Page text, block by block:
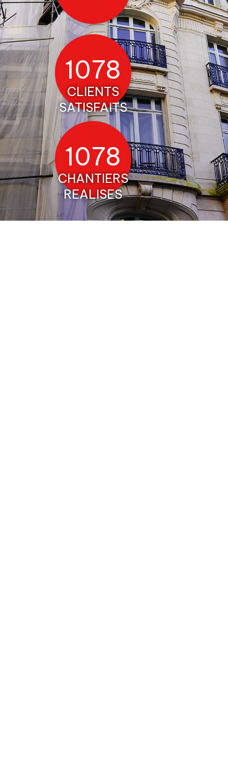
1208
CLIENTS
SATISFAITS
1204
CHANTIERS
REALISES